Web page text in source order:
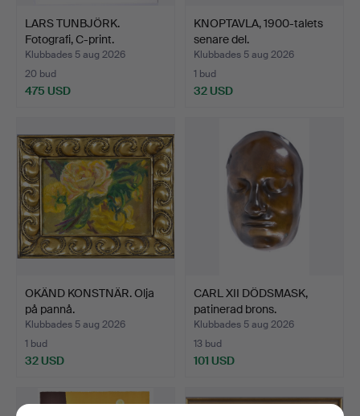
LARS TUNBJÖRK.
Fotografi, C-print.
Klubbades 5 aug 2026
20 bud
475 USD
KNOPTAVLA, 1900-talets
senare del.
Klubbades 5 aug 2026
1 bud
32 USD
OKÄND KONSTNÄR. Olja
på pannå.
Klubbades 5 aug 2026
1 bud
32 USD
CARL XII DÖDSMASK,
patinerad brons.
Klubbades 5 aug 2026
13 bud
101 USD